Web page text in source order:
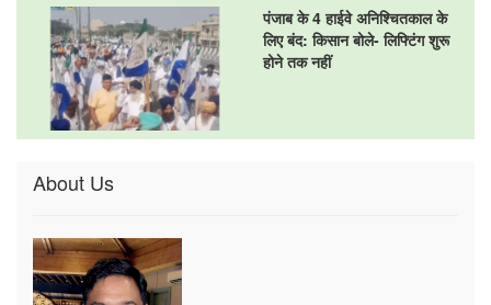
पंजाब के 4 हाईवे अनिश्चितकाल के
लिए बंद: किसान बोले- लिफ्टिंग शुरू
होने तक नहीं
About Us